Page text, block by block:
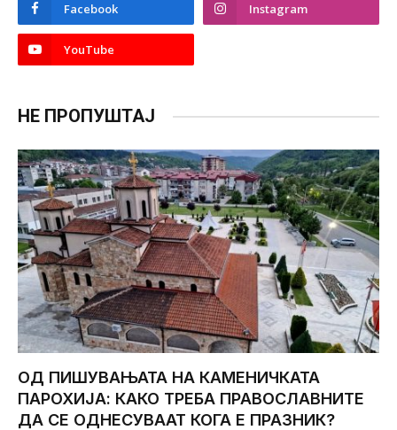
Facebook Instagram
YouTube
НЕ ПРОПУШТАЈ
ОД ПИШУВАЊАТА НА КАМЕНИЧКАТА
ПАРОХИЈА: КАКО ТРЕБА ПРАВОСЛАВНИТЕ
ДА СЕ ОДНЕСУВААТ КОГА Е ПРАЗНИК?